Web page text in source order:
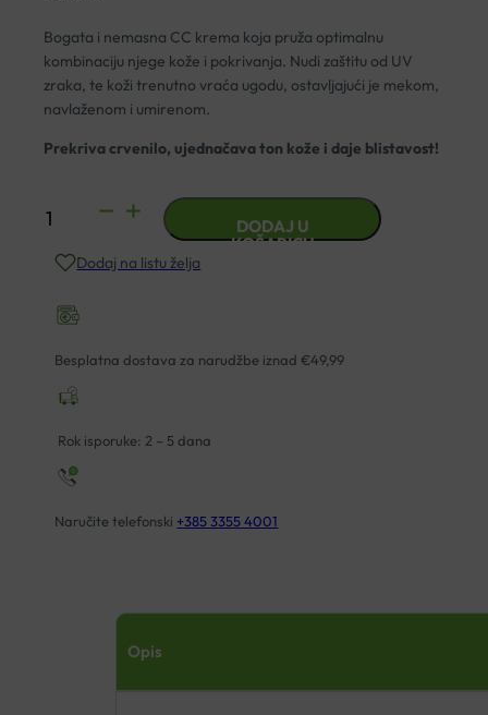
Bogata i nemasna CC krema koja pruža optimalnu
kombinaciju njege kože i pokrivanja. Nudi zaštitu od UV
zraka, te koži trenutno vraća ugodu, ostavljajući je mekom,
navlaženom i umirenom.
Prekriva crvenilo, ujednačava ton kože i daje blistavost!
URIAGE
CC
SPF30
40ML
DODAJ U
KOŠARICU
Dodaj na listu želja
Besplatna dostava za narudžbe iznad €49,99
Rok isporuke: 2 – 5 dana
Naručite telefonski +385 3355 4001
Opis